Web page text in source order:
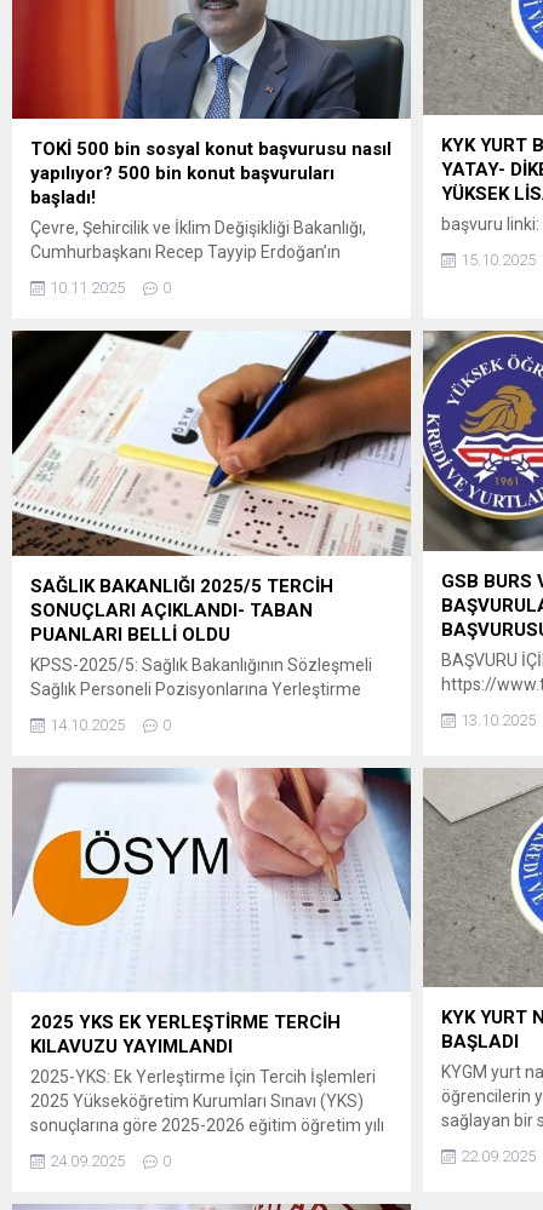
kamuoyuna duyurulacaktır.) alınan
TOKİ 500 bin sosyal konut başvurusu nasıl
yapılıyor? 500 bin konut başvuruları
başladı!
Çevre, Şehircilik ve İklim Değişikliği Bakanlığı,
Cumhurbaşkanı Recep Tayyip Erdoğan’ın
açıkladığı 81 ili kapsayan “Yüzyılın Konut
Projesi” ile Türkiye tarihinin en büyük sosyal
edilecek 500 bin sosyal konut, dar gelirli
vatandaşlar için yüzde 10 peşinat ve 240 aya
kadar vade seçeneği ile satışa...
10.11.2025 0
KYK YURT
YATAY-
YÜKSEK
başvuru
15.10.2025
SAĞLIK BAKANLIĞI 2025/5 TERCİH
SONUÇLARI AÇIKLANDI- TABAN
PUANLARI BELLİ OLDU
KPSS-2025/5: Sağlık Bakanlığının Sözleşmeli
Sağlık Personeli Pozisyonlarına Yerleştirme
2025 tarihleri arasında tercihleri alınan KPSS-
personeli pozisyonlarına yerleştirme işlemleri
tamamlanmıştır. ” Adaylar, yerleştirme
sonuçlarına 14 Ekim 2025 tarihinde
saat 15.00’ten itibaren
ÖSYM’nin https://sonuc.osym.gov.tr adresinden
T.C. kimlik numaraları ve aday şifreleriyle
erişebilecektir. Yerleştirme sonuçlarına ilişkin
sayısal bilgiler Ek’te sunulmuştur. Adaylara ve
14.10.2025 0
GSB BURS
BAŞVURU
https://
13.10.2025
2025 YKS EK YERLEŞTİRME TERCİH
KILAVUZU YAYIMLANDI
2025-YKS: Ek Yerleştirme İçin Tercih İşlemleri
2025 Yükseköğretim Kurumları Sınavı (YKS)
sonuçlarına göre 2025-2026 eğitim öğretim yılı
yerleştirme işlemleri, ÖSYM tarafından
24.09.2025 0
KYK YURT
BAŞLADI
KYGM yurt
öğrencilerin
sağlayan bir
BAŞVURU
22.09.2025